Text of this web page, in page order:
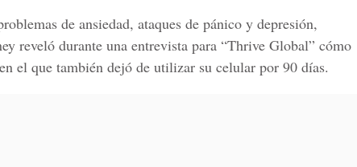
de ansiedad, ataques de pánico y depresión,
reveló durante una entrevista para “Thrive Global” cómo
el que también dejó de utilizar su celular por 90 días.